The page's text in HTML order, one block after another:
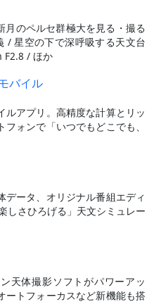
月のペルセ群極大を見る・撮る
/ 星空の下で深呼吸する天文台
F2.8 / ほか
バイル
ルアプリ。高精度な計算とリッ
ォンで「いつでもどこでも、
データ、オリジナル番組エディ
しさひろげる」天文シミュレー
天体撮影ソフトがパワーアッ
ートフォーカスなど新機能も搭